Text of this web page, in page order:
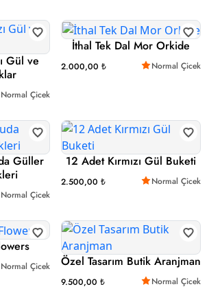
Gül ve
Normal Çicek
İthal Tek Dal Mor Orkide
2.000,00 ₺ Normal Çicek
Güller
Normal Çicek
12 Adet Kırmızı Gül Buketi
2.500,00 ₺ Normal Çicek
Normal Çicek Özel Tasarım Butik Aranjman
9.500,00 ₺ Normal Çicek